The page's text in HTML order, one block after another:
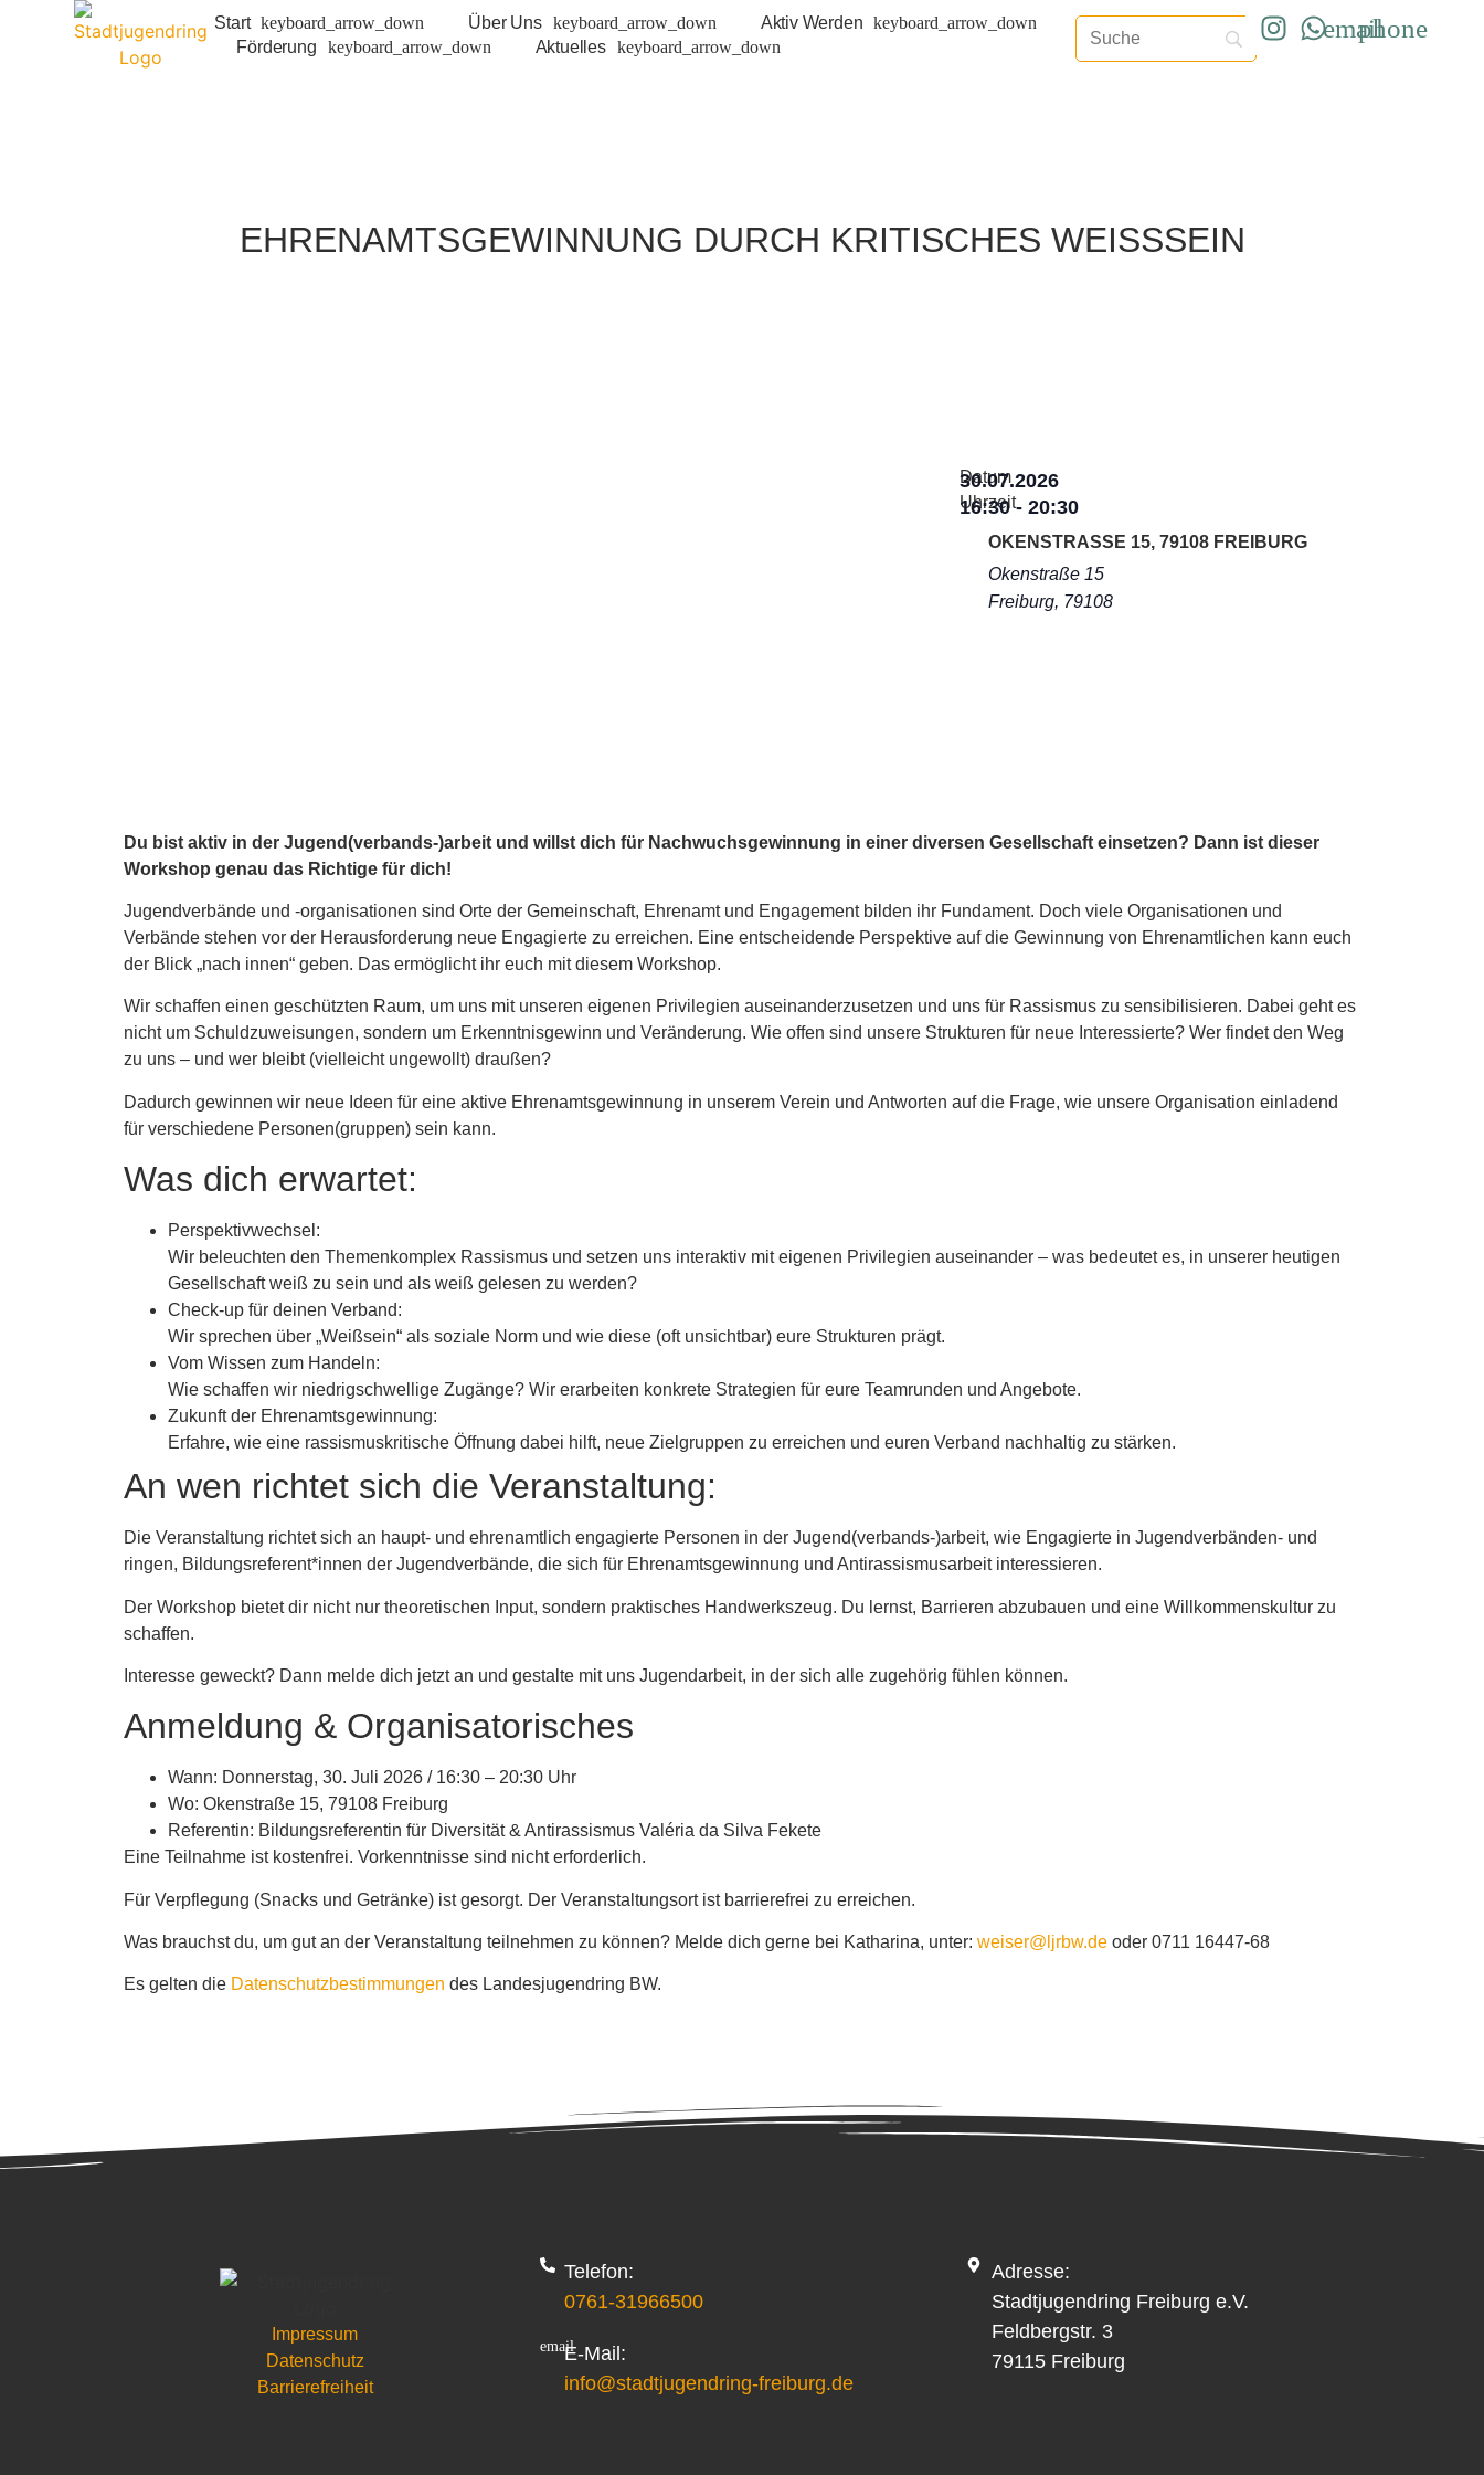
Start Über Uns
Aktiv Werden
Förderung
Aktuelles
EHRENAMTSGEWINNUNG DURCH KRITISCHES WEISSSEIN
Datum
30.07.2026
Uhrzeit
16:30 - 20:30
OKENSTRASSE 15, 79108 FREIBURG
Okenstraße 15
Freiburg, 79108
Du bist aktiv in der Jugend(verbands-)arbeit und willst dich für Nachwuchsgewinnung in einer diversen Gesellschaft einsetzen? Dann ist dieser
Workshop genau das Richtige für dich!
Jugendverbände und -organisationen sind Orte der Gemeinschaft, Ehrenamt und Engagement bilden ihr Fundament. Doch viele Organisationen und
Verbände stehen vor der Herausforderung neue Engagierte zu erreichen. Eine entscheidende Perspektive auf die Gewinnung von Ehrenamtlichen kann euch
der Blick „nach innen“ geben. Das ermöglicht ihr euch mit diesem Workshop.
Wir schaffen einen geschützten Raum, um uns mit unseren eigenen Privilegien auseinanderzusetzen und uns für Rassismus zu sensibilisieren. Dabei geht es
nicht um Schuldzuweisungen, sondern um Erkenntnisgewinn und Veränderung. Wie offen sind unsere Strukturen für neue Interessierte? Wer findet den Weg
zu uns – und wer bleibt (vielleicht ungewollt) draußen?
Dadurch gewinnen wir neue Ideen für eine aktive Ehrenamtsgewinnung in unserem Verein und Antworten auf die Frage, wie unsere Organisation einladend
für verschiedene Personen(gruppen) sein kann.
Was dich erwartet:
Perspektivwechsel:
Wir beleuchten den Themenkomplex Rassismus und setzen uns interaktiv mit eigenen Privilegien auseinander – was bedeutet es, in unserer heutigen
Gesellschaft weiß zu sein und als weiß gelesen zu werden?
Check-up für deinen Verband:
Wir sprechen über „Weißsein“ als soziale Norm und wie diese (oft unsichtbar) eure Strukturen prägt.
Vom Wissen zum Handeln:
Wie schaffen wir niedrigschwellige Zugänge? Wir erarbeiten konkrete Strategien für eure Teamrunden und Angebote.
Zukunft der Ehrenamtsgewinnung:
Erfahre, wie eine rassismuskritische Öffnung dabei hilft, neue Zielgruppen zu erreichen und euren Verband nachhaltig zu stärken.
An wen richtet sich die Veranstaltung:
Die Veranstaltung richtet sich an haupt- und ehrenamtlich engagierte Personen in der Jugend(verbands-)arbeit, wie Engagierte in Jugendverbänden- und
ringen, Bildungsreferent*innen der Jugendverbände, die sich für Ehrenamtsgewinnung und Antirassismusarbeit interessieren.
Der Workshop bietet dir nicht nur theoretischen Input, sondern praktisches Handwerkszeug. Du lernst, Barrieren abzubauen und eine Willkommenskultur zu
schaffen.
Interesse geweckt? Dann melde dich jetzt an und gestalte mit uns Jugendarbeit, in der sich alle zugehörig fühlen können.
Anmeldung & Organisatorisches
Wann: Donnerstag, 30. Juli 2026 / 16:30 – 20:30 Uhr
Wo: Okenstraße 15, 79108 Freiburg
Referentin: Bildungsreferentin für Diversität & Antirassismus Valéria da Silva Fekete
Eine Teilnahme ist kostenfrei. Vorkenntnisse sind nicht erforderlich.
Für Verpflegung (Snacks und Getränke) ist gesorgt. Der Veranstaltungsort ist barrierefrei zu erreichen.
Was brauchst du, um gut an der Veranstaltung teilnehmen zu können? Melde dich gerne bei Katharina, unter: weiser@ljrbw.de oder 0711 16447-68
Es gelten die Datenschutzbestimmungen des Landesjugendring BW.
Impressum
Datenschutz
Barrierefreiheit
Telefon:
0761-31966500
E-Mail:
info@stadtjugendring-freiburg.de
Adresse:
Stadtjugendring Freiburg e.V.
Feldbergstr. 3
79115 Freiburg